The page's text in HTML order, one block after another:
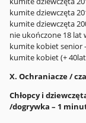
kumite dziewczęta
kumite dziewczęta
nie ukończone 18 lat
kumite kobiet senior
kumite kobiet (+
X. Ochraniacze /
Chłopcy i
/dogrywka – 1